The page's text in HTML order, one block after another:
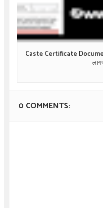
Caste Certificate
0 COMMENTS: